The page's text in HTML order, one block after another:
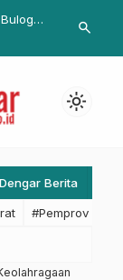
di
Pemkesra
Kabupaten
search
light_mode
Dengar Berita
#Pemprov